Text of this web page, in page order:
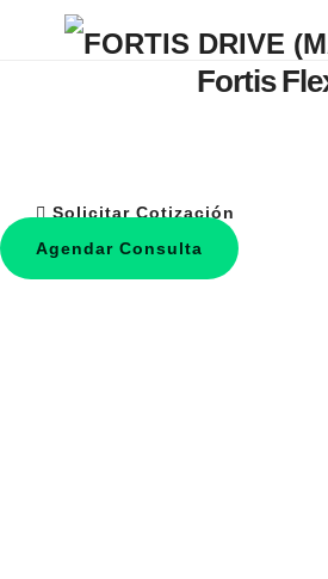
FORTIS
Fortis
Solicitar Cotización
Agendar Consulta